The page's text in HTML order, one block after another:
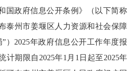
国政府信息公开条例》（以下简称
泰州市姜堰区人力资源和社会保障
）2025年政府信息公开工作年度报
计期限自2025年1月1日起至2025年